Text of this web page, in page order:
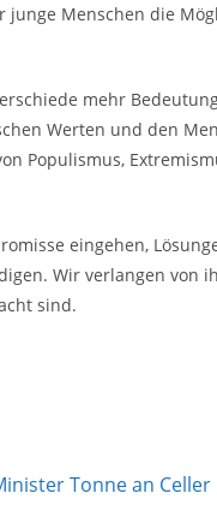
Menschen die
mehr
Werten und den
Populismus,
eingehen,
Wir verlangen von
sind.
Tonne an Celler